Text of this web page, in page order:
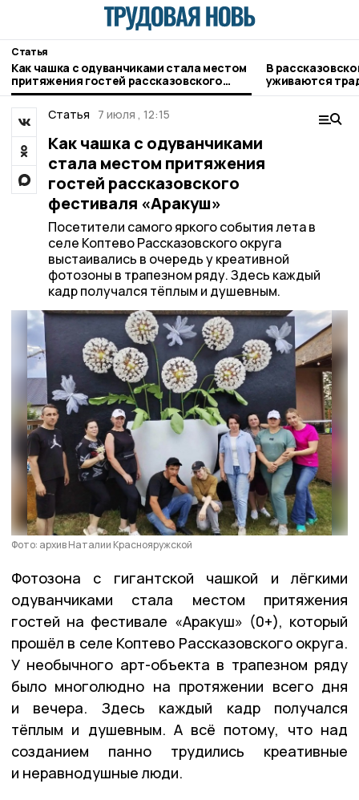
Статья
Как чашка с одуванчиками стала местом
притяжения гостей рассказовского
фестиваля «Аракуш»
В рассказовской семье мирно
уживаются
чеченцев
Статья
7 июля , 12:15
Как чашка с одуванчиками
стала местом притяжения
гостей рассказовского
фестиваля «Аракуш»
Посетители самого яркого события лета в
селе Коптево Рассказовского округа
выстаивались в очередь у креативной
фотозоны в трапезном ряду. Здесь каждый
кадр получался тёплым и душевным.
Фото: архив Наталии Краснояружской
Фотозона с гигантской чашкой и лёгкими
одуванчиками стала местом притяжения
гостей на фестивале «Аракуш» (0+), который
прошёл в селе Коптево Рассказовского округа.
У необычного арт-объекта в трапезном ряду
было многолюдно на протяжении всего дня
и вечера. Здесь каждый кадр получался
тёплым и душевным. А всё потому, что над
созданием панно трудились креативные
и неравнодушные люди.